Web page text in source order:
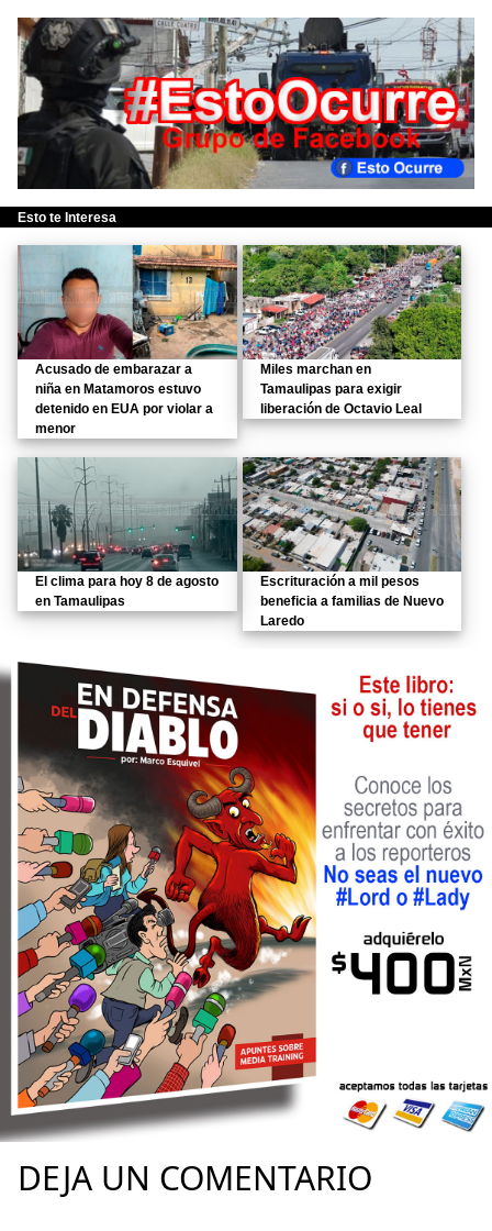
Esto te Interesa
Acusado de embarazar a
niña en Matamoros estuvo
detenido en EUA por violar a
menor
Miles marchan en
Tamaulipas para exigir
liberación de Octavio Leal
El clima para hoy 8 de agosto
en Tamaulipas
Escrituración a mil pesos
beneficia a familias de Nuevo
Laredo
DEJA UN COMENTARIO